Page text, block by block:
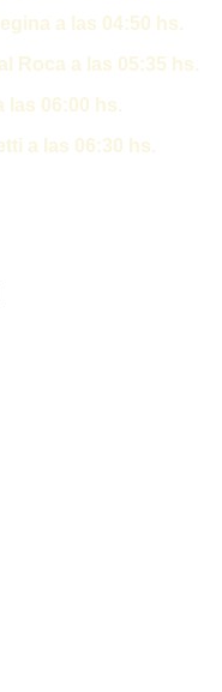
a las 04:50 hs.
Roca a las 05:35 hs.
las 06:00 hs.
a las 06:30 hs.